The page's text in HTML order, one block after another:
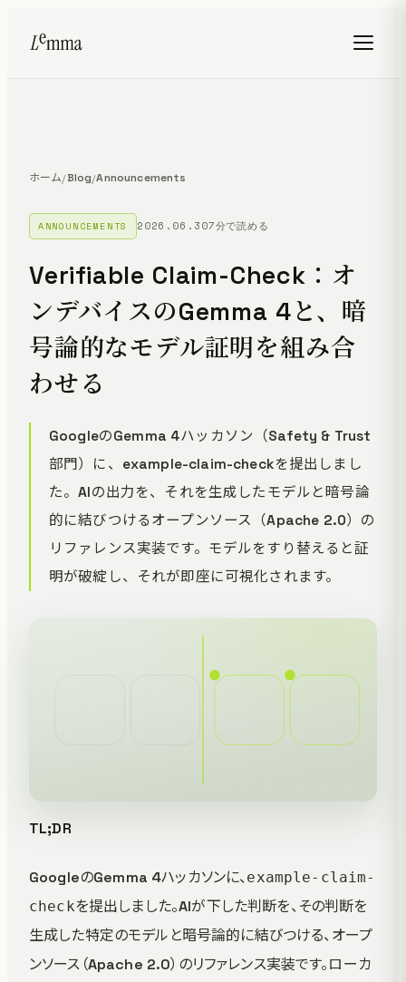
ホーム/Blog/Announcements
ANNOUNCEMENTS 2026.06.307分で読める
Verifiable Claim-Check：オ
ンデバイスのGemma 4と、暗
号論的なモデル証明を組み合
わせる
GoogleのGemma 4ハッカソン（Safety & Trust
部門）に、example-claim-checkを提出しまし
た。AIの出力を、それを生成したモデルと暗号論
的に結びつけるオープンソース（Apache 2.0）の
リファレンス実装です。モデルをすり替えると証
明が破綻し、それが即座に可視化されます。
TL;DR
GoogleのGemma 4ハッカソンに、example-claim-
checkを提出しました。AIが下した判断を、その判断を
生成した特定のモデルと暗号論的に結びつける、オープ
ンソース（Apache 2.0）のリファレンス実装です。ローカ